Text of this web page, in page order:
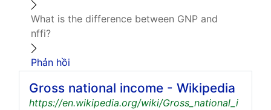
What is the difference between GNP and
nffi?
Phản hồi
Gross national income - Wikipedia
https://en.wikipedia.org/wiki/Gross_national_i